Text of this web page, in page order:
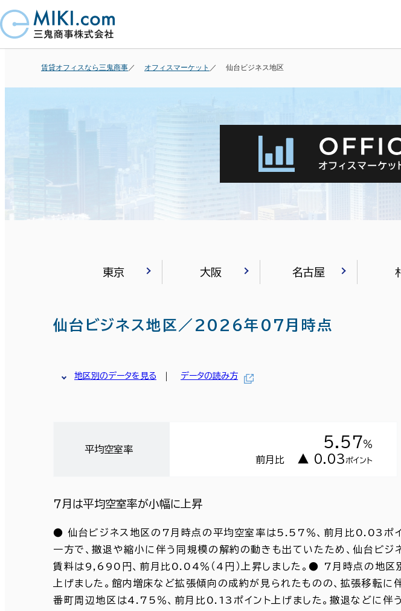
賃貸オフィスなら三鬼商事 オフィスマーケット 仙台ビジネス地区
東京 大阪 名古屋
仙台ビジネス地区／2026年07月時点
地区別のデータを見る データの読み方
平均空室率 5.57％
前月比
▲ 0.03 ポイント
７月は平均空室率が小幅に上昇
● 仙台ビジネス地区の7月時点の平均空室率は5.57％、前月比0.03ポイ
一方で、撤退や縮小に伴う同規模の解約の動きも出ていたため、仙台ビ
賃料は9,690円、前月比0.04％（4円）上昇しました。● 7月時点の地区
上げました。館内増床など拡張傾向の成約が見られたものの、拡張移転
番町周辺地区は4.75％、前月比0.13ポイント上げました。撤退などに伴